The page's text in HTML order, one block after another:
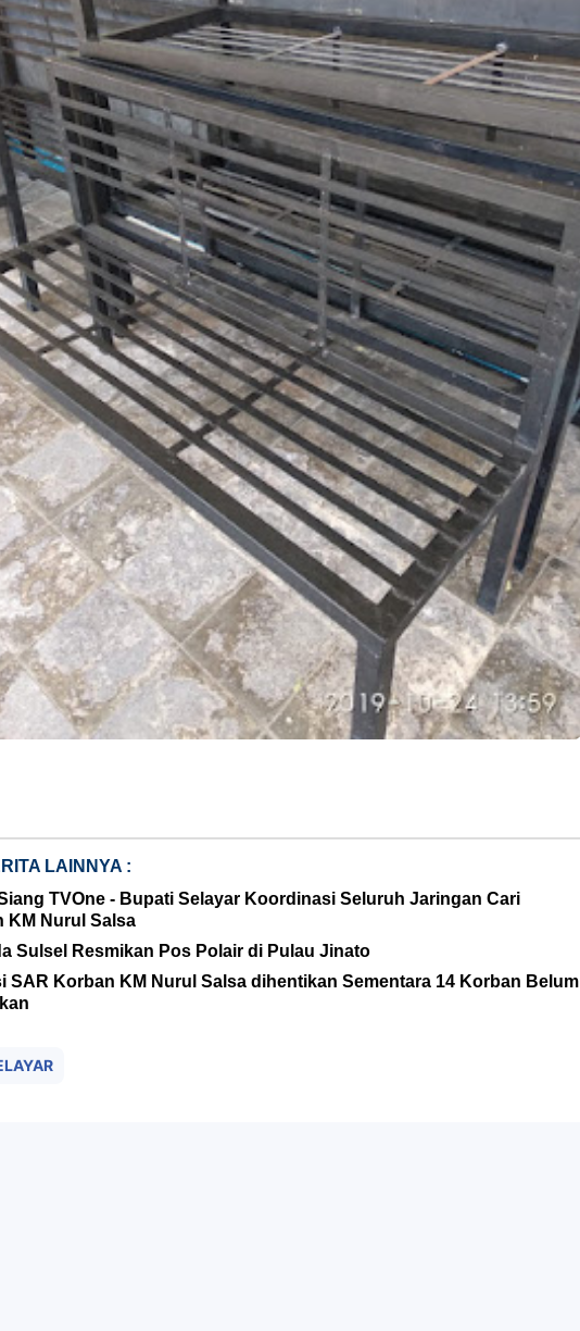
LAINNYA :
TVOne - Bupati Selayar Koordinasi Seluruh Jaringan Cari
KM Nurul Salsa
Sulsel Resmikan Pos Polair di Pulau Jinato
SAR Korban KM Nurul Salsa dihentikan Sementara 14 Korban Belum